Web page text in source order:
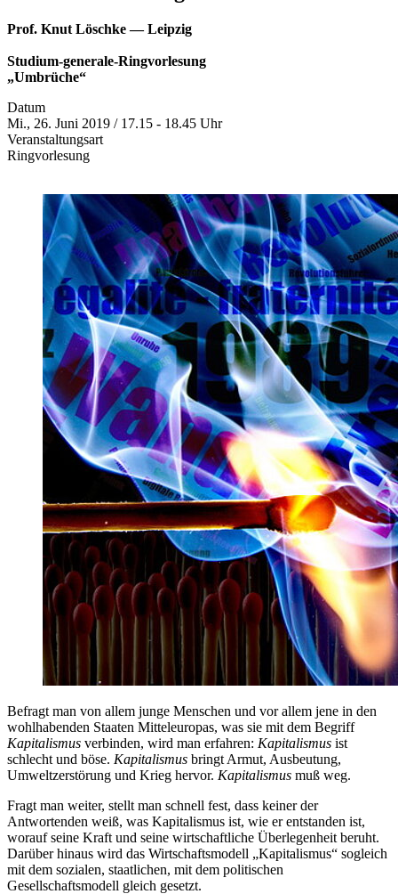
Prof. Knut Löschke — Leipzig
Studium-generale-Ringvorlesung
„Umbrüche“
Datum
Mi., 26. Juni 2019 / 17.15 - 18.45 Uhr
Veranstaltungsart
Ringvorlesung
Befragt man von allem junge Menschen und vor allem jene in den
wohlhabenden Staaten Mitteleuropas, was sie mit dem Begriff
Kapitalismus verbinden, wird man erfahren: Kapitalismus ist
schlecht und böse. Kapitalismus bringt Armut, Ausbeutung,
Umweltzerstörung und Krieg hervor. Kapitalismus muß weg.
Fragt man weiter, stellt man schnell fest, dass keiner der
Antwortenden weiß, was Kapitalismus ist, wie er entstanden ist,
worauf seine Kraft und seine wirtschaftliche Überlegenheit beruht.
Darüber hinaus wird das Wirtschaftsmodell „Kapitalismus“ sogleich
mit dem sozialen, staatlichen, mit dem politischen
Gesellschaftsmodell gleich gesetzt.